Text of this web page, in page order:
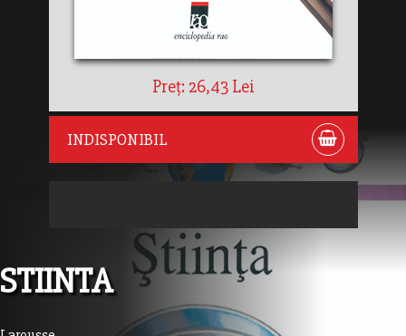
Preț: 26,43 Lei
INDISPONIBIL
STIINTA